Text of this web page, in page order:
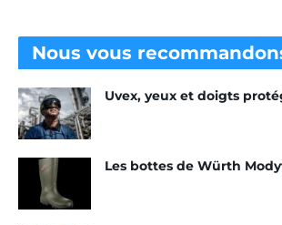
situations. Ces lunettes se déclinent
solaire et en version “planet ”. Cette
prend ainsi en compte les attentes
du moment. En effet, les modèles
partir de matériaux recyclés et/ou
caractéristiques techniques ne sont
mises de côté. Ces lunettes offrent
résistance mécanique, un design
Nous vous
Uvex, yeux et doigts
Les bottes de Würth